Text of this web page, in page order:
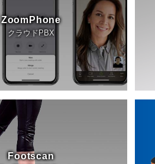
ZoomPhone
クラウドPBX
Footscan